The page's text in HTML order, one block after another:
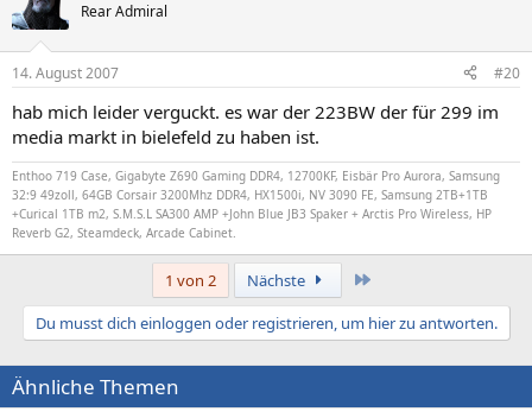
Rear Admiral
14. August 2007 #20
hab mich leider verguckt. es war der 223BW der für 299 im
media markt in bielefeld zu haben ist.
Enthoo 719 Case, Gigabyte Z690 Gaming DDR4, 12700KF, Eisbär Pro Aurora, Samsung
32:9 49zoll, 64GB Corsair 3200Mhz DDR4, HX1500i, NV 3090 FE, Samsung 2TB+1TB
+Curical 1TB m2, S.M.S.L SA300 AMP +John Blue JB3 Spaker + Arctis Pro Wireless, HP
Reverb G2, Steamdeck, Arcade Cabinet.
1 von 2 Nächste
Du musst dich einloggen oder registrieren, um hier zu antworten.
Ähnliche Themen